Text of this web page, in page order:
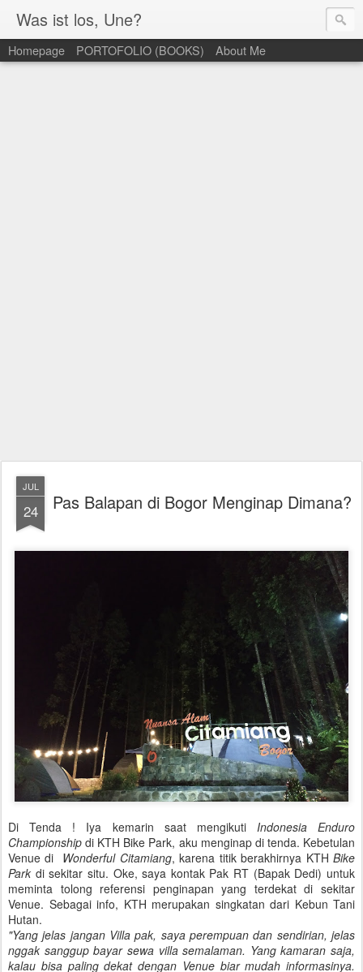
Was ist los, Une?
Homepage PORTOFOLIO (BOOKS) About Me
JUL
24 Pas Balapan di Bogor Menginap Dimana?
Di Tenda ! Iya kemarin saat mengikuti Indonesia Enduro
Championship di KTH Bike Park, aku menginap di tenda. Kebetulan
Venue di Wonderful Citamiang, karena titik berakhirnya KTH Bike
Park di sekitar situ. Oke, saya kontak Pak RT (Bapak Dedi) untuk
meminta tolong referensi penginapan yang terdekat di sekitar
Venue. Sebagai info, KTH merupakan singkatan dari Kebun Tani
Hutan.
"Yang jelas jangan Villa pak, saya perempuan dan sendirian, jelas
nggak sanggup bayar sewa villa semalaman. Yang kamaran saja,
kalau bisa paling dekat dengan Venue biar mudah informasinya.